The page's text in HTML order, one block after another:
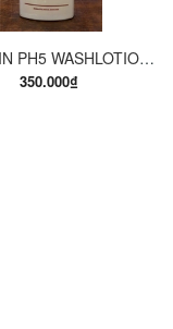
EUCERIN PH5 WASHLOTION 400ML. SỮA TẮM DẠNG GEL CHO DA NHẠY CẢM.
350.000₫